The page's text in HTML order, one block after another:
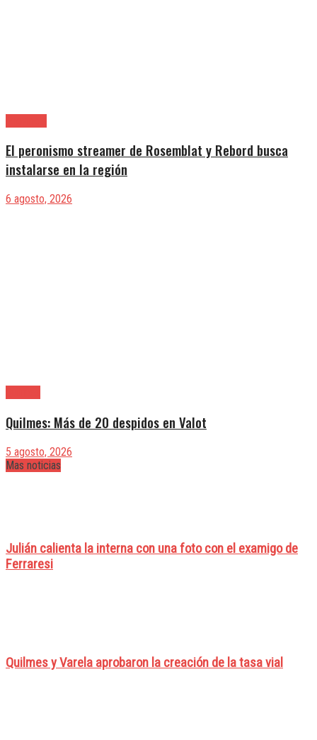
El peronismo streamer de Rosemblat y Rebord busca
instalarse en la región
6 agosto, 2026
Quilmes: Más de 20 despidos en Valot
5 agosto, 2026
Mas noticias
Julián calienta la interna con una foto con el examigo de
Ferraresi
Quilmes y Varela aprobaron la creación de la tasa vial